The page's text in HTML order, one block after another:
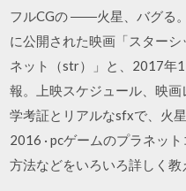
フルCGの ――火星、バグる
に公開された映画「スター
ネット（str）」と、2017年
報。上映スケジュール、映
学考証とリアルなsfxで、火
2016 · pcゲームのプラネッ
方法などをいろいろ詳しく教